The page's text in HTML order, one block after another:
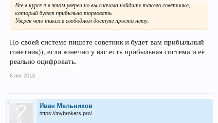
Все в курсе я в этом уверен но вы сначала найдите такого советника,
который будет прибыльно торговать.
Уверен что таких в свободном доступе просто нету.
По своей системе пишете советник и будет вам прибыльный
советник)), если конечно у вас есть прибыльная система и её
реально оцифровать.
6 авг 2015
Иван Мельников
https://mybrokers.pro/